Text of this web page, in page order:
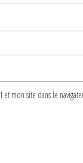
mon site dans le